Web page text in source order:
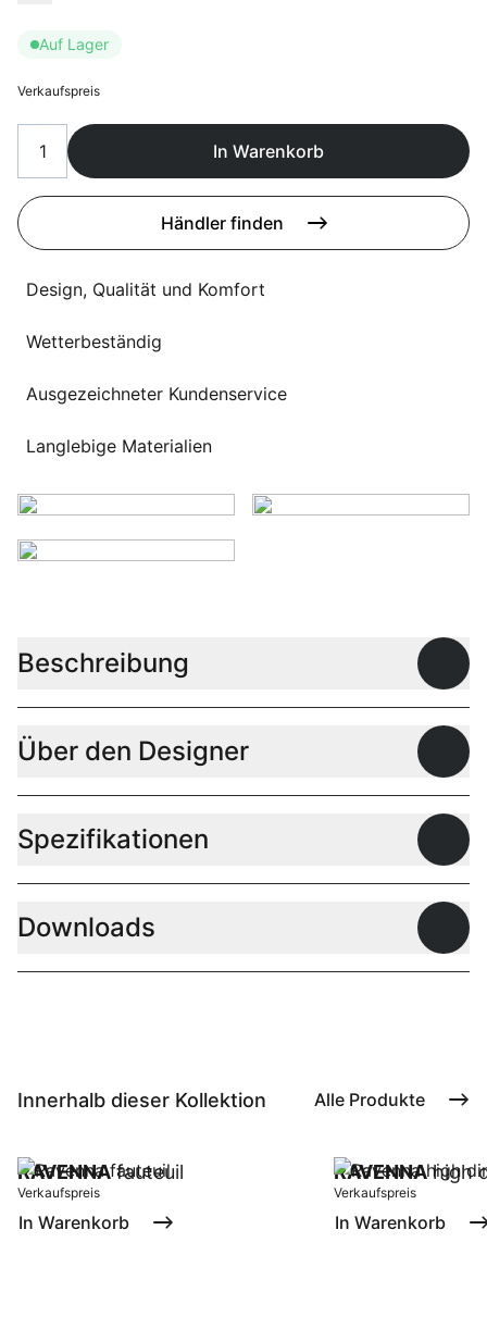
Auf Lager
Verkaufspreis
In Warenkorb
Händler finden
Design, Qualität und Komfort
Wetterbeständig
Ausgezeichneter Kundenservice
Langlebige Materialien
Beschreibung
Über den Designer
Spezifikationen
Downloads
Innerhalb dieser Kollektion Alle Produkte
RAVENNAfauteuil
Verkaufspreis
In Warenkorb
RAVENNAhigh
Verkaufspreis
In Warenkorb